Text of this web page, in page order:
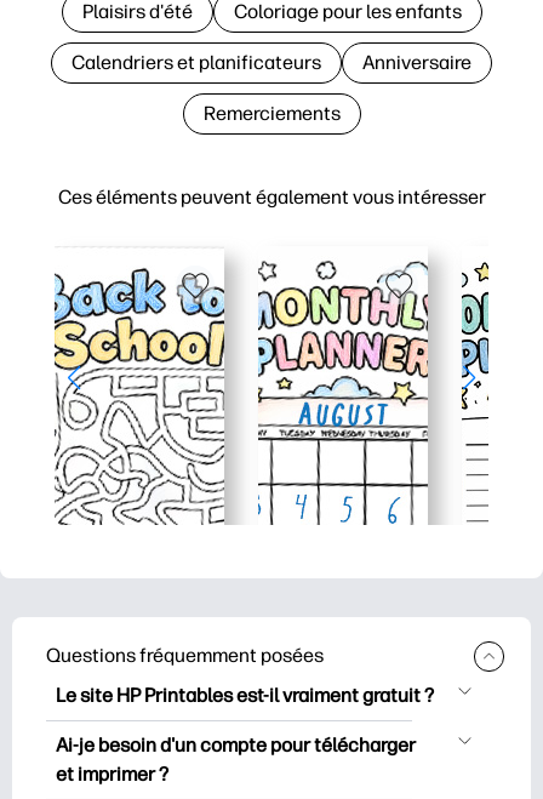
Ces éléments peuvent également vous intéresser
Plaisirs d'été Coloriage pour les enfants
Calendriers et planificateurs Anniversaire
Remerciements
Questions fréquemment posées
Le site HP Printables est-il vraiment gratuit ?
HP Printables propose plus de 2500
documents imprimables gratuits à
télécharger et à imprimer. Découvrez
Ai-je besoin d'un compte pour télécharger
et imprimer ?